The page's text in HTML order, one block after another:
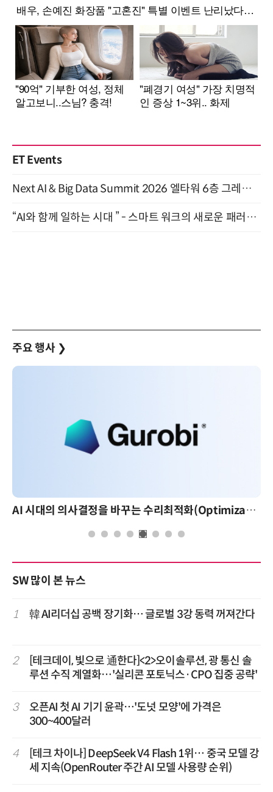
ET Events
Next AI & Big Data Summit 2026 엘타워 6층 그레이스홀 개최 (9/18)
“AI와 함께 일하는 시대 ” - 스마트 워크의 새로운 패러다임 (9/11)
주요 행사 ❯
AI 시대의 의사결정을 바꾸는 수리최적화(Optimization): 실제 산업 적용 사례와 활용 전략
SW 많이 본 뉴스
1 韓 AI리더십 공백 장기화… 글로벌 3강 동력 꺼져간다
2
[테크데이, 빛으로 通한다]<2>오이솔루션, 광 통신 솔
루션 수직 계열화…'실리콘 포토닉스·CPO 집중 공략'
3
오픈AI 첫 AI 기기 윤곽…'도넛 모양'에 가격은
300~400달러
4
[테크 차이나] DeepSeek V4 Flash 1위… 중국 모델 강
세 지속(OpenRouter 주간 AI 모델 사용량 순위)